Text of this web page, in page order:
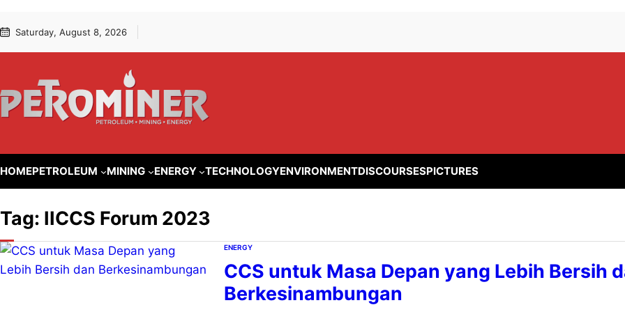
ke
to Saturday, August 8, 2026
HOMEPETROLEUM MINING ENERGY TECHNOLOGYENVIRONMENTDISCOURSESPICTURES
Tag: IICCS Forum 2023
ENERGY
CCS untuk Masa Depan yang Lebih Bersih
Berkesinambungan